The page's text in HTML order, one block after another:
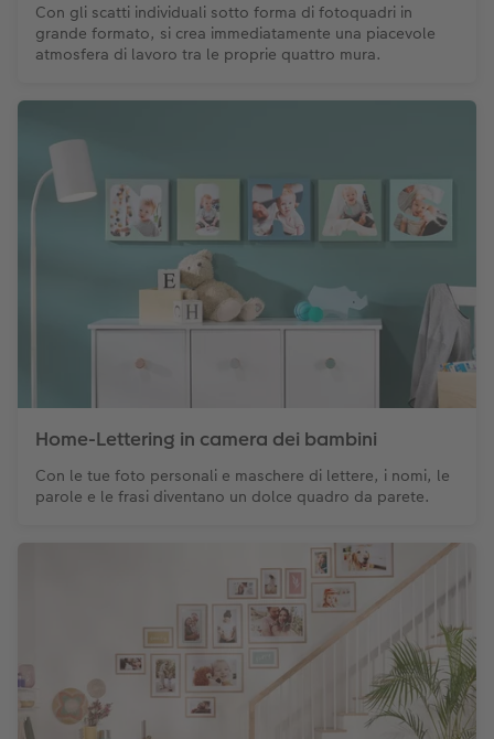
Con gli scatti individuali sotto forma di fotoquadri in
grande formato, si crea immediatamente una piacevole
atmosfera di lavoro tra le proprie quattro mura.
Home-Lettering in camera dei bambini
Con le tue foto personali e maschere di lettere, i nomi, le
parole e le frasi diventano un dolce quadro da parete.